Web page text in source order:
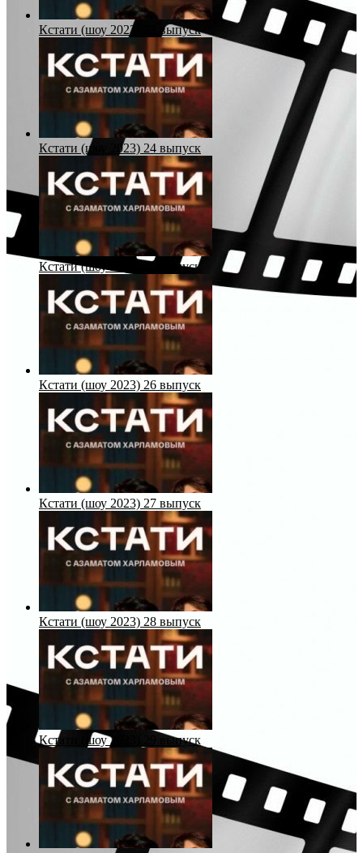
Кстати (шоу 2023) 23 выпуск
Кстати (шоу 2023) 24 выпуск
Кстати (шоу 2023) 25 выпуск
Кстати (шоу 2023) 26 выпуск
Кстати (шоу 2023) 27 выпуск
Кстати (шоу 2023) 28 выпуск
Кстати (шоу 2023) 29 выпуск